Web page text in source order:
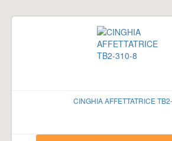
CINGHIA AFFETTATRICE